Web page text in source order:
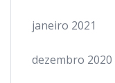
janeiro 2021
dezembro 2020